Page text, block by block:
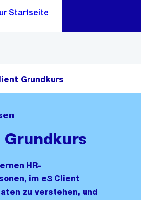
ein
Grundkurs
HR-
im e3 Client
zu verstehen, und